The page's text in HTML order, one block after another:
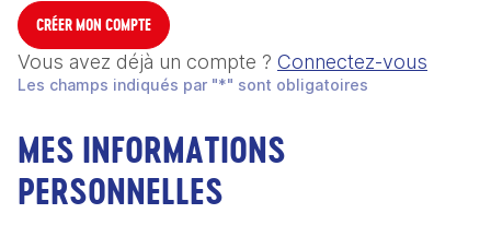
CRÉER MON COMPTE
Vous avez déjà un compte ? Connectez-vous
Les champs indiqués par "*" sont obligatoires
MES INFORMATIONS
PERSONNELLES